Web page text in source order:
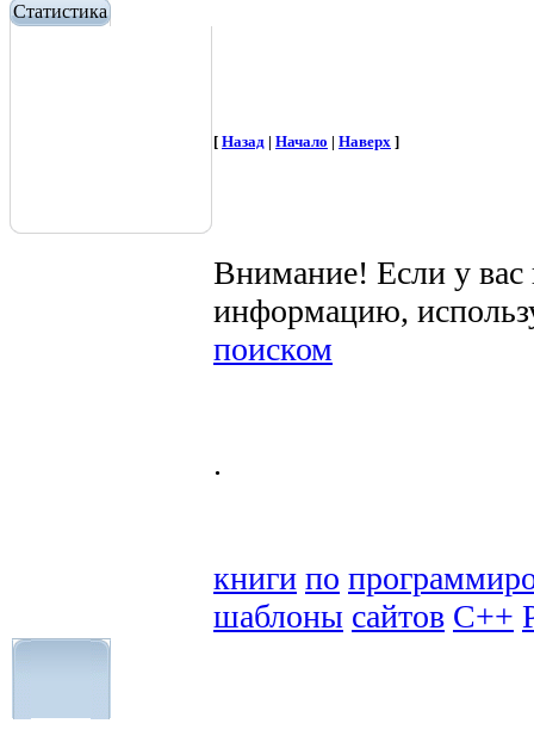
Статистика
[ Назад | Начало | Наверх ]
Внимание! Если у
информацию,
поиском
.
книги по
шаблоны сайтов C++